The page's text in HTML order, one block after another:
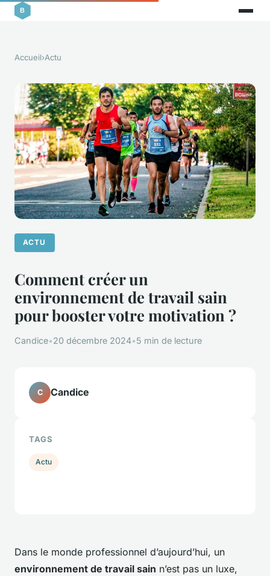
Accueil›Actu
ACTU
Comment créer un
environnement de travail sain
pour booster votre motivation ?
Candice•20 décembre 2024•5 min de lecture
Dans le monde professionnel d’aujourd’hui, un
environnement de travail sain n’est pas un luxe,
C Candice
TAGS
Actu